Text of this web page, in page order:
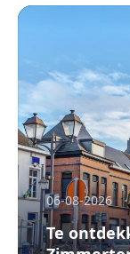
06-08-2026
Te